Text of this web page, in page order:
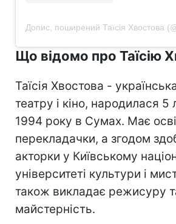
Що відомо про Таїсію
Таїсія Хвостова -
театру і кіно, народилася 5
1994 року в Сумах. Має
перекладачки, а згодом
акторки у Київському
університеті культури і
також викладає режисуру
майстерність.